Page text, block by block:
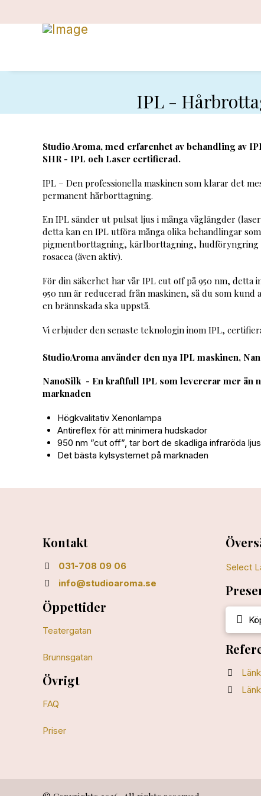
IPL -
Studio Aroma, med erfarenhet av behandling av
SHR - IPL och Laser certifierad.
IPL – Den professionella maskinen som klarar det
permanent hårborttagning.
En IPL sänder ut pulsat ljus i många våglängder
detta kan en IPL utföra många olika behandlingar
pigmentborttagning, kärlborttagning, hudföryngring
rosacea (även aktiv).
För din säkerhet har vår IPL cut off på 950 nm, detta
950 nm är reducerad från maskinen, så du som
en brännskada ska uppstå.
Vi erbjuder den senaste teknologin inom IPL,
StudioAroma använder den nya IPL maskinen,
NanoSilk - En kraftfull IPL som levererar mer än
marknaden
Högkvalitativ Xenonlampa
Antireflex för att minimera hudskador
950 nm ”cut off”, tar bort de skadliga infraröda
Det bästa kylsystemet på marknaden
Kontakt
031-708 09 06
info@studioaroma.se
Öppettider
Teatergatan
Brunnsgatan
Övrigt
FAQ
Priser
Select